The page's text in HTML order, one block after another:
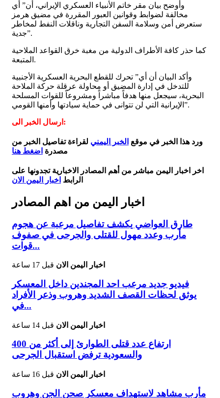
وأوضح بيان مقر خاتم الأنبياء العسكري الإيراني، أن” أي
مخالفة لضوابط وقوانين العبور المقررة في مضيق هرمز
ستعرض أمن وسلامة السفن التجارية وناقلات النفط لمخاطر
جدية”.
كما حذر كافة الأطراف الدولية من مغبة خرق القواعد الملاحية
المتبعة.
وأكد البيان أن أي” تحرك للقطع البحرية العسكرية الأجنبية
للتدخل في إدارة المضيق أو محاولة عرقلة حركة الملاحة
البحرية، سيجعل منها هدفاً مباشراً ومشروعاً للقوات المسلحة
الإيرانية التي لن تتوانى في حماية سيادتها وأمنها القومي”.
ارسال الخبر الى:
ورد هذا الخبر في موقع الخبر اليمني لقراءة تفاصيل الخبر من
مصدرة اضغط هنا
اخر اخبار اليمن مباشر من أهم المصادر الاخبارية تجدونها على
الرابط اخبار اليمن الان
اخبار اليمن من اهم المصادر
طارق العواضي يكشف تفاصيل مرعبة عن هجوم
مأرب وعدد مهول للقتلى والجرحى في صفوف
قوات...
اخبار اليمن الان قبل 17 ساعة
فيديو جديد مرعب احد المجندين داخل المعسكر
يوثق لحظات القصف الشديد وهروب وذعر الأفراد
في...
اخبار اليمن الان قبل 14 ساعة
ارتفاع عدد قتلى الطوارئ إلى أكثر من 400
والسعودية ترفض استقبال الجرحى
اخبار اليمن الان قبل 16 ساعة
مأرب مشاهد لاستهداف معسكر صحن الجن وهروب